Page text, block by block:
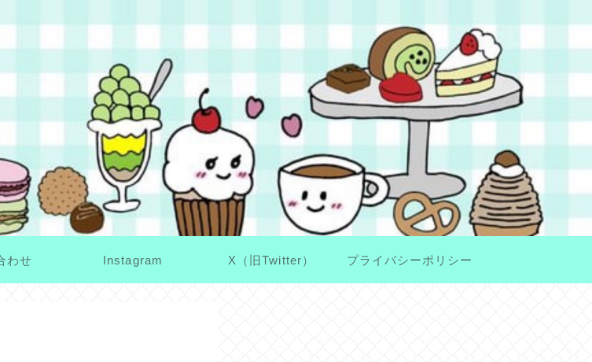
わせ Instagram X（旧Twitter） プライバシーポリシー